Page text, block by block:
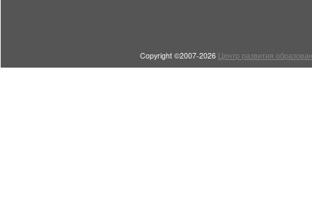
Copyright ©2007-2026 Центр развития